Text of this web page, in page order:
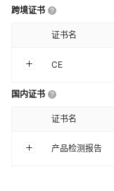
是否IP授权
跨境证书
证书名
CE
国内证书
证书名
产品检测报告